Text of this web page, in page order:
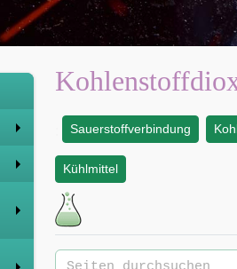
Sauerstoffverbindung
Kühlmittel